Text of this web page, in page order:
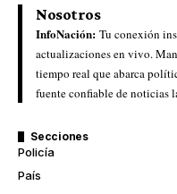
Nosotros
InfoNación: Tu conexión
actualizaciones en vivo.
tiempo real que abarca
fuente confiable de noticias
Secciones
Policía
País